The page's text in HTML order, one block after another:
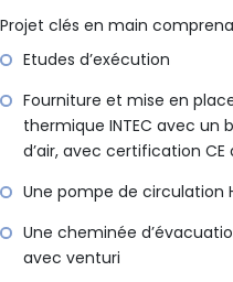
Projet clés en main
Etudes d’exécution
Fourniture et mise en
thermique INTEC avec un
d’air, avec certification
Une pompe de circulation
Une cheminée
avec venturi